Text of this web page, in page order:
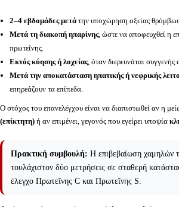
2–4 εβδομάδες μετάτην υποχώρηση οξείας
Μετά τη διακοπή ηπαρίνης, ώστε να αποφευχθεί η
πρωτεΐνης.
Εκτός κύησης ή λοχείας, όταν διερευνάται συγγενής
Μετά την αποκατάσταση ηπατικής ή νεφρικής
επηρεάζουν τα επίπεδα.
Ο στόχος του επανελέγχου είναι να διαπιστωθεί αν η
(επίκτητη) ή αν επιμένει, γεγονός που εγείρει υποψία
Πρακτική συμβουλή: Η επιβεβαίωση χαμηλών
τουλάχιστον δύο μετρήσεις σε σταθερή
έλεγχο Πρωτεΐνης C και Πρωτεΐνης S.